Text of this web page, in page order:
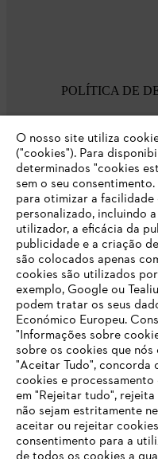
POLÍTICA DE
Empresa
FAQs Loja Online
Contacto
O SEU
ESTE WEBSITE
Está utilizar um
obter o melhor uso de
O nosso site utiliza
("cookies"). Para
determinados "cookies
sem o seu
para otimizar a
personalizado, incluindo
utilizador, a eficácia da
publicidade e a criação
são colocados apenas
cookies são utilizados
exemplo, Google ou
podem tratar os seus
Económico Europeu.
"Informações sobre
sobre os cookies que
"Aceitar Tudo", concorda
cookies e
em "Rejeitar tudo",
não sejam estritamente
aceitar ou rejeitar
consentimento para a